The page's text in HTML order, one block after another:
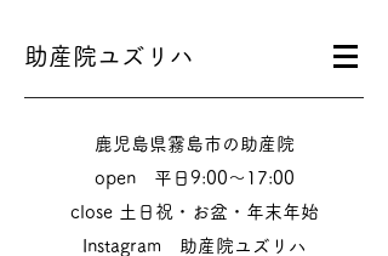
助産院ユズリハ
鹿児島県霧島市の助産院
​​open 平日9:00～17:00
close 土日祝・お盆・年末年始
Instagram​ 助産院ユズリハ